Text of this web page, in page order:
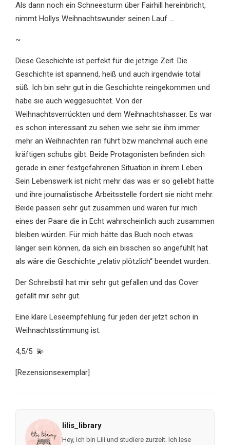
Als dann noch ein Schneesturm über Fairhill hereinbricht,
nimmt Hollys Weihnachtswunder seinen Lauf …
~
Diese Geschichte ist perfekt für die jetzige Zeit. Die
Geschichte ist spannend, heiß und auch irgendwie total
süß. Ich bin sehr gut in die Geschichte reingekommen und
habe sie auch weggesuchtet. Von der
Weihnachtsverrückten und dem Weihnachtshasser. Es war
es schon interessant zu sehen wie sehr sie ihm immer
mehr an Weihnachten ran führt bzw manchmal auch eine
kräftigen schubs gibt. Beide Protagonisten befinden sich
gerade in einer festgefahrenen Situation in ihrem Leben.
Sein Lebenswerk ist nicht mehr das was er so geliebt hatte
und ihre journalistische Arbeitsstelle fordert sie nicht mehr.
Beide passen sehr gut zusammen und wären für mich
eines der Paare die in Echt wahrscheinlich auch zusammen
bleiben würden. Für mich hätte das Buch noch etwas
länger sein können, da sich ein bisschen so angefühlt hat
als wäre die Geschichte „relativ plötzlich“ beendet wurden.
Der Schreibstil hat mir sehr gut gefallen und das Cover
gefällt mir sehr gut.
Eine klare Leseempfehlung für jeden der jetzt schon in
Weihnachtsstimmung ist.
4,5/5 💫
[Rezensionsexemplar]
lilis_library
Hey, ich bin Lili und studiere zurzeit. Ich lese